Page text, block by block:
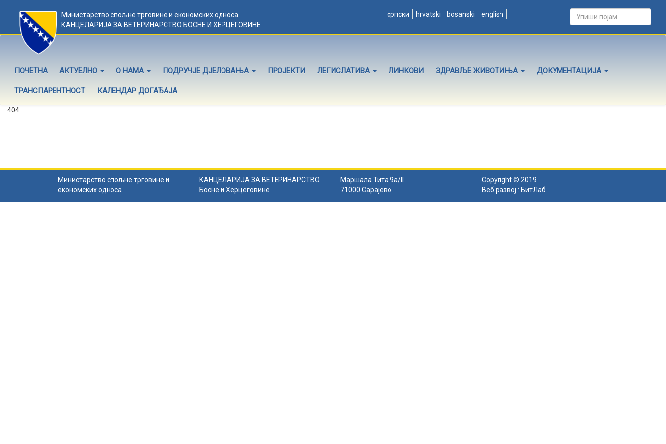
Министарство спољне трговине и економских односа
КАНЦЕЛАРИЈА ЗА ВЕТЕРИНАРСТВО БОСНЕ И ХЕРЦЕГОВИНЕ
српски hrvatski bosanski english
ПОЧЕТНА АКТУЕЛНО О НАМА ПОДРУЧЈЕ ДЈЕЛОВАЊА ПРОЈЕКТИ ЛЕГИСЛАТИВА ЛИНКОВИ ЗДРАВЉЕ ЖИВОТИЊА ДОКУМЕНТАЦИЈА
ТРАНСПАРЕНТНОСТ КАЛЕНДАР ДОГАЂАЈА
404
Министарство спољне трговине и
економских односа
КАНЦЕЛАРИЈА ЗА ВЕТЕРИНАРСТВО
Босне и Херцеговине
Маршала Тита 9а/II
71000 Сарајево
Copyright © 2019
Веб развој : БитЛаб